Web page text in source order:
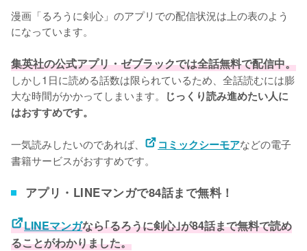
漫画「るろうに剣心」のアプリでの配信状況は上の表のよう
になっています。
集英社の公式アプリ・ゼブラックでは全話無料で配信中。
しかし1日に読める話数は限られているため、全話読むには膨
大な時間がかかってしまいます。
じっくり読み進めたい人に
はおすすめです。
一気読みしたいのであれば、 コミックシーモアなどの電子
書籍サービスがおすすめです。
アプリ・LINEマンガで84話まで無料！
LINEマンガなら｢るろうに剣心｣が84話まで無料で読め
ることがわかりました。